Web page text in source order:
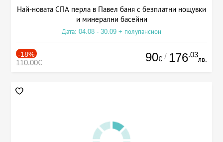
Най-новата СПА перла в Павел баня с безплатни нощувки
и минерални басейни
Дата: 04.08 - 30.09 + полупансион
-18%
110.00€ 90€ / 176.03
лв.